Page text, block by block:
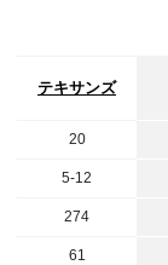
テキサンズ
20
5-12
274
61